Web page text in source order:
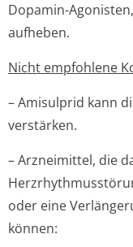
Dopamin-
aufheben.
Nicht empfohlene
– Amisulprid kann
verstärken.
– Arzneimittel, die
oder eine
können: